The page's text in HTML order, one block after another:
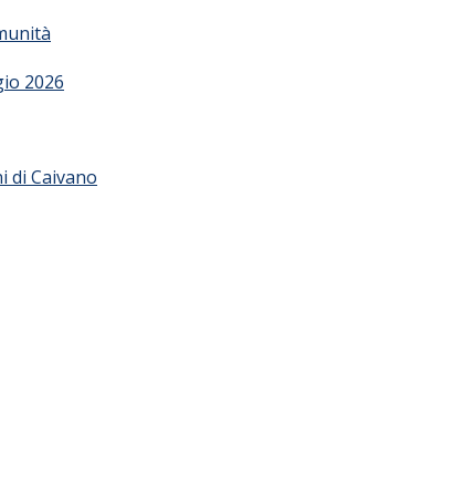
2026
di Caivano